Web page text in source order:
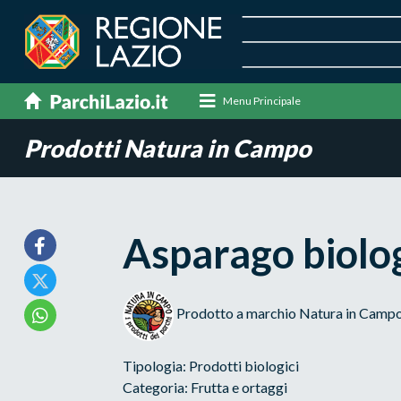
Menu Principale
Prodotti Natura in Campo
Asparago
Prodotto a marchio Natura in
Tipologia: Prodotti biologici
Categoria: Frutta e ortaggi